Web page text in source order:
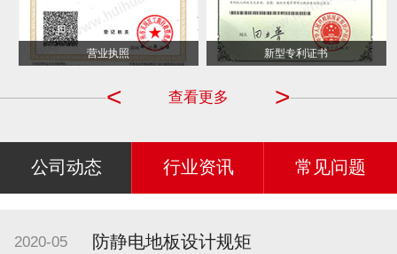
营业执照 新型专利证书
>
查看更多
<
公司动态 行业资讯 常见问题
2020-05 防静电地板设计规矩